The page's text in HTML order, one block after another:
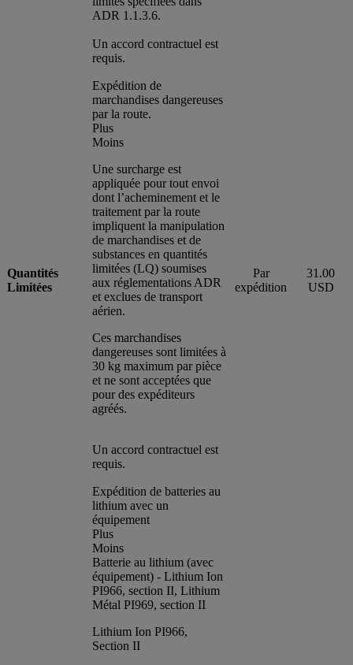
ADR 1.1.3.6.
Un accord contractuel est
requis.
Quantités
Limitées
Expédition de
marchandises dangereuses
par la route.
Plus
Moins
Une surcharge est
appliquée pour tout envoi
dont l’acheminement et le
traitement par la route
impliquent la manipulation
de marchandises et de
substances en quantités
limitées (LQ) soumises
aux réglementations ADR
et exclues de transport
aérien.
Ces marchandises
dangereuses sont limitées à
30 kg maximum par pièce
et ne sont acceptées que
pour des expéditeurs
agréés.
Un accord contractuel est
requis.
Par
expédition
31.00
USD
Expédition de batteries au
lithium avec un
équipement
Plus
Moins
Batterie au lithium (avec
équipement) - Lithium Ion
PI966, section II, Lithium
Métal PI969, section II
Lithium Ion PI966,
Section II